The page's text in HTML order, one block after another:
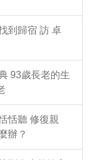
到歸宿 訪 卓
93歲長老的生
恬聽 修復親
辦？